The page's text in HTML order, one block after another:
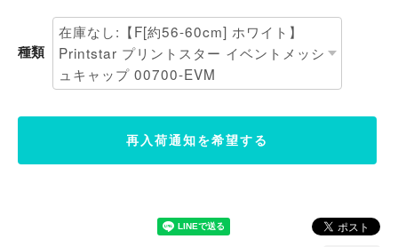
種類
再入荷通知を希望する